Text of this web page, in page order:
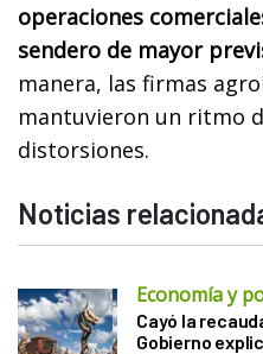
operaciones
sendero de mayor
manera, las firmas
mantuvieron un ritmo
distorsiones.
Noticias
Economía y
Cayó la
Gobierno